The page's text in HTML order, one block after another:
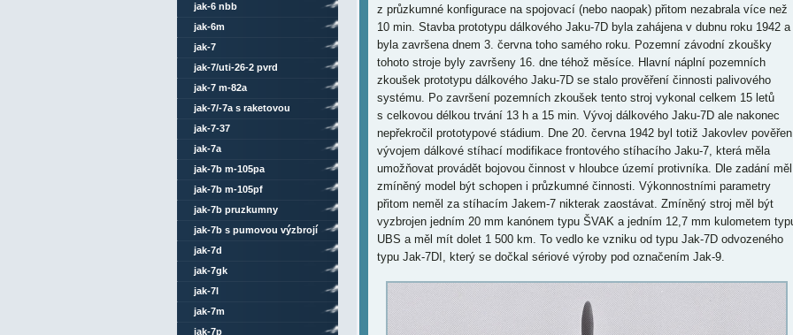
z průzkumné konfigurace na spojovací (nebo naopak) přitom nezabrala více než
10 min. Stavba prototypu dálkového Jaku-7D byla zahájena v dubnu roku 1942 a
byla završena dnem 3. června toho samého roku. Pozemní závodní zkoušky
tohoto stroje byly završeny 16. dne téhož měsíce. Hlavní náplní pozemních
zkoušek prototypu dálkového Jaku-7D se stalo prověření činnosti palivového
systému. Po završení pozemních zkoušek tento stroj vykonal celkem 15 letů
s celkovou délkou trvání 13 h a 15 min. Vývoj dálkového Jaku-7D ale nakonec
nepřekročil prototypové stádium. Dne 20. června 1942 byl totiž Jakovlev pověřen
vývojem dálkové stíhací modifikace frontového stíhacího Jaku-7, která měla
umožňovat provádět bojovou činnost v hloubce území protivníka. Dle zadání měl
zmíněný model být schopen i průzkumné činnosti. Výkonnostními parametry
přitom neměl za stíhacím Jakem-7 nikterak zaostávat. Zmíněný stroj měl být
vyzbrojen jedním 20 mm kanónem typu ŠVAK a jedním 12,7 mm kulometem
UBS a měl mít dolet 1 500 km. To vedlo ke vzniku od typu Jak-7D odvozeného
typu Jak-7DI, který se dočkal sériové výroby pod označením Jak-9.
jak-6 nbb
jak-6m
jak-7
jak-7/uti-26-2 pvrd
jak-7 m-82a
jak-7/-7a s raketovou
výzbrojí
jak-7-37
jak-7a
jak-7b m-105pa
jak-7b m-105pf
jak-7b pruzkumny
jak-7b s pumovou výzbrojí
jak-7d
jak-7gk
jak-7l
jak-7m
jak-7p